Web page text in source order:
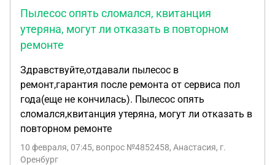
Пылесос опять сломался, квитанция
утеряна, могут ли отказать в повторном
ремонте
Здравствуйте,отдавали пылесос в
ремонт,гарантия после ремонта от сервиса пол
года(еще не кончилась). Пылесос опять
сломался,квитанция утеряна, могут ли отказать в
повторном ремонте
10 февраля, 07:45, вопрос №4852458, Анастасия, г.
Оренбург